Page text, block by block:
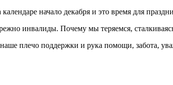
начало декабря и это время для
инвалиды. Почему мы теряемся,
плечо поддержки и рука помощи, забота,